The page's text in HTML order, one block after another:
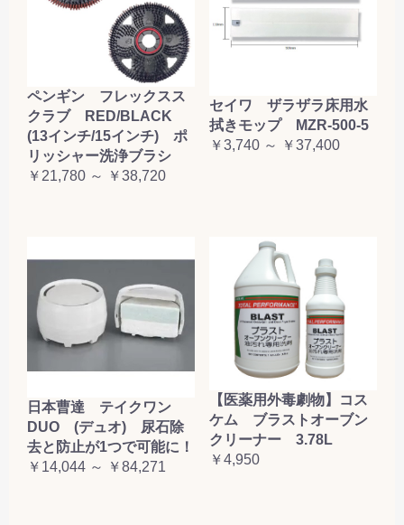
ペンギン フレックスス
クラブ RED/BLACK
(13インチ/15インチ) ポ
リッシャー洗浄ブラシ
￥21,780 ～ ￥38,720
セイワ ザラザラ床用水
拭きモップ MZR-500-5
￥3,740 ～ ￥37,400
日本曹達 テイクワン
DUO (デュオ) 尿石除
去と防止が1つで可能に！
￥14,044 ～ ￥84,271
【医薬用外毒劇物】コス
ケム ブラストオーブン
クリーナー 3.78L
￥4,950